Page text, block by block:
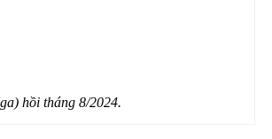
hồi tháng 8/2024.